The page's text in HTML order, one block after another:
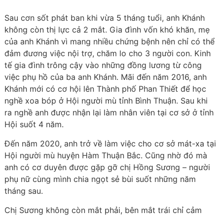
Sau cơn sốt phát ban khi vừa 5 tháng tuổi, anh Khánh
không còn thị lực cả 2 mắt. Gia đình vốn khó khăn, mẹ
của anh Khánh vì mang nhiều chứng bệnh nên chỉ có thể
đảm đương việc nội trợ, chăm lo cho 3 người con. Kinh
tế gia đình trông cậy vào những đồng lương từ công
việc phụ hồ của ba anh Khánh. Mãi đến năm 2016, anh
Khánh mới có cơ hội lên Thành phố Phan Thiết để học
nghề xoa bóp ở Hội người mù tỉnh Bình Thuận. Sau khi
ra nghề anh được nhận lại làm nhân viên tại cơ sở ở tỉnh
Hội suốt 4 năm.
Đến năm 2020, anh trở về làm việc cho cơ sở mát-xa tại
Hội người mù huyện Hàm Thuận Bắc. Cũng nhờ đó mà
anh có cơ duyên được gặp gỡ chị Hồng Sương – người
phụ nữ cùng mình chia ngọt sẻ bùi suốt những năm
tháng sau.
Chị Sương không còn mắt phải, bên mắt trái chỉ cảm